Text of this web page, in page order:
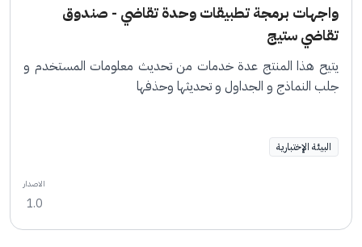
واجهات برمجة تطبيقات وحدة تقاضي - صندوق
تقاضي ستيج
يتيح هذا المنتج عدة خدمات من تحديث معلومات المستخدم و
جلب النماذج و الجداول و تحديثها وحذفها
البيئة الإختبارية
الاصدار
1.0